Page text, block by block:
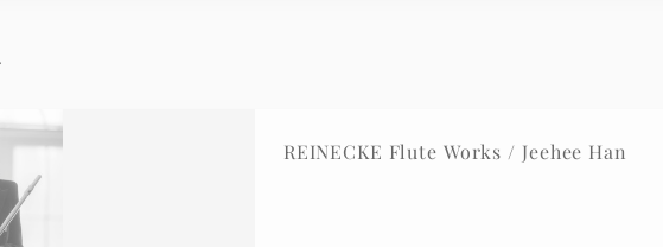
REINECKE Flute Works / Jeehee Han